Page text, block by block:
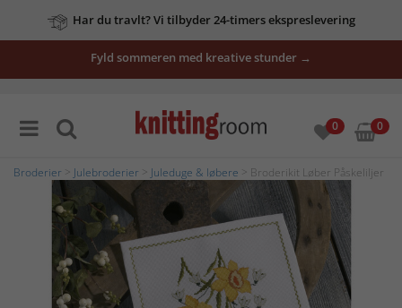
Har du travlt? Vi tilbyder 24-timers ekspreslevering
Fyld sommeren med kreative stunder →
0 0
Broderier Julebroderier Juleduge & løbere > Broderikit Løber Påskeliljer